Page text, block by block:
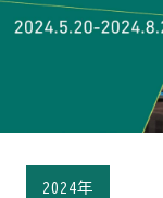
2024年